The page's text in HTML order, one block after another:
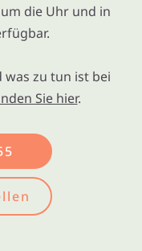
die Uhr und in
zu tun ist bei
Sie hier.